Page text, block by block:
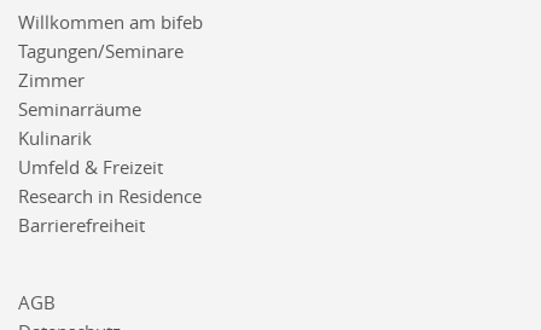
Willkommen am bifeb
Tagungen/Seminare
Zimmer
Seminarräume
Kulinarik
Umfeld & Freizeit
Research in Residence
Barrierefreiheit
AGB